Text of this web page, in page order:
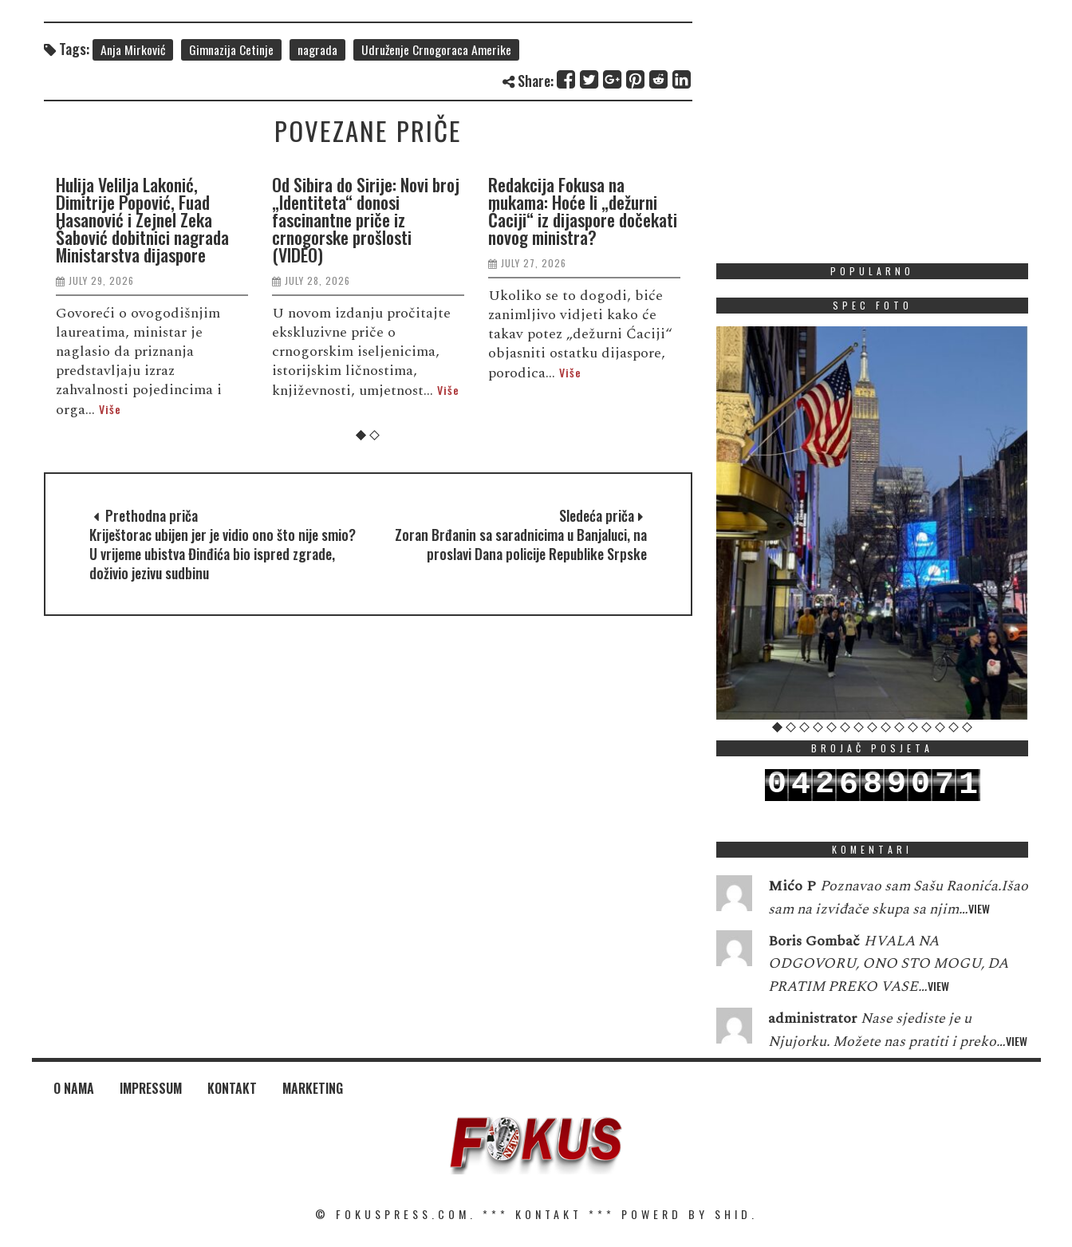
Tags: Anja Mirković Gimnazija Cetinje nagrada Udruženje Crnogoraca Amerike
Share:
POVEZANE PRIČE
Hulija Velilja Lakonić,
Dimitrije Popović, Fuad
Hasanović i Zejnel Zeka
Šabović dobitnici nagrada
Ministarstva dijaspore
JULY 29, 2026
Govoreći o ovogodišnjim
laureatima, ministar je
naglasio da priznanja
predstavljaju izraz
zahvalnosti pojedincima i
orga... Više
Od Sibira do Sirije: Novi broj
„Identiteta“ donosi
fascinantne priče iz
crnogorske prošlosti
(VIDEO)
JULY 28, 2026
U novom izdanju pročitajte
ekskluzivne priče o
crnogorskim iseljenicima,
istorijskim ličnostima,
književnosti, umjetnost... Više
Redakcija Fokusa na
mukama: Hoće li „dežurni
Ćaciji“ iz dijaspore dočekati
novog ministra?
JULY 27, 2026
Ukoliko se to dogodi, biće
zanimljivo vidjeti kako će
takav potez „dežurni Ćaciji“
objasniti ostatku dijaspore,
porodica... Više
JULY 16, 2026
U vremenu kada se površne
informacije brzo smjenjuju i
zaboravljaju, Revija Bihor
ostaje primjer ozbiljnog,
odgovornog i...Više
JULY 16, 2026
Američki državljanin
albanskog porijekla i
Savjeta za saradnju sa
Prethodna priča
Kriještorac ubijen jer je vidio ono što nije smio?
U vrijeme ubistva Đinđića bio ispred zgrade,
doživio jezivu sudbinu
Sledeća priča
Zoran Brđanin sa saradnicima u Banjaluci, na
proslavi Dana policije Republike Srpske
POPULARNO
SPEC FOTO
BROJAČ POSJETA
042689071
KOMENTARI
Mićo P Poznavao sam Sašu Raonića.Išao
sam na izviđače skupa sa njim…VIEW
Boris Gombač HVALA NA
ODGOVORU, ONO STO MOGU, DA
PRATIM PREKO VASE…VIEW
administrator Nase sjediste je u
Njujorku. Možete nas pratiti i preko…VIEW
O NAMA IMPRESSUM KONTAKT MARKETING
© FOKUSPRESS.COM. *** KONTAKT *** POWERD BY SHID.